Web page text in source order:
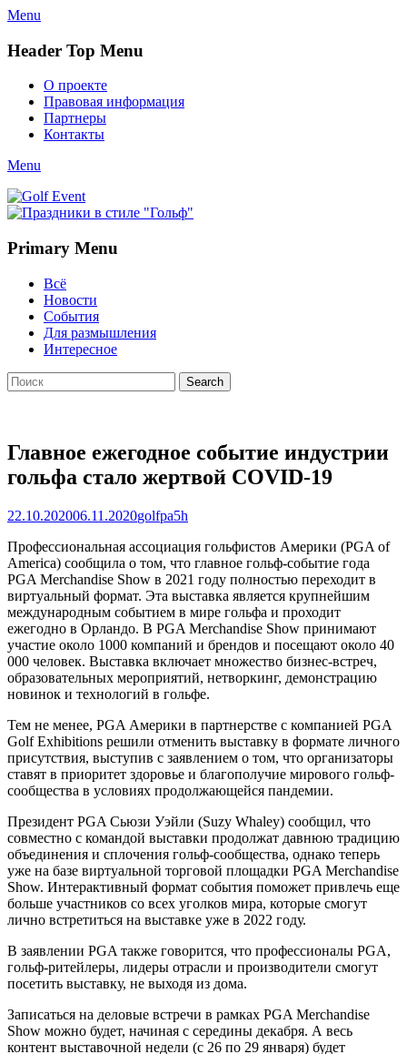
Menu
Header Top Menu
О проекте
Правовая информация
Партнеры
Контакты
Menu
Golf Event
СМИ о гольфе, гольф-события, новости гольфа. Russian golf
Primary Menu
Всё
Новости
События
Для размышления
Интересное
Главное ежегодное событие индустрии
гольфа стало жертвой COVID-19
22.10.202006.11.2020golfpa5h
Профессиональная ассоциация гольфистов Америки (PGA of
America) сообщила о том, что главное гольф-событие года
PGA Merchandise Show в 2021 году полностью переходит в
виртуальный формат. Эта выставка является крупнейшим
международным событием в мире гольфа и проходит
ежегодно в Орландо. В PGA Merchandise Show принимают
участие около 1000 компаний и брендов и посещают около 40
000 человек. Выставка включает множество бизнес-встреч,
образовательных мероприятий, нетворкинг, демонстрацию
новинок и технологий в гольфе.
Тем не менее, PGA Америки в партнерстве с компанией PGA
Golf Exhibitions решили отменить выставку в формате личного
присутствия, выступив с заявлением о том, что организаторы
ставят в приоритет здоровье и благополучие мирового гольф-
сообщества в условиях продолжающейся пандемии.
Президент PGA Сьюзи Уэйли (Suzy Whaley) сообщил, что
совместно с командой выставки продолжат давнюю традицию
объединения и сплочения гольф-сообщества, однако теперь
уже на базе виртуальной торговой площадки PGA Merchandise
Show. Интерактивный формат события поможет привлечь еще
больше участников со всех уголков мира, которые смогут
лично встретиться на выставке уже в 2022 году.
В заявлении PGA также говорится, что профессионалы PGA,
гольф-ритейлеры, лидеры отрасли и производители смогут
посетить выставку, не выходя из дома.
Записаться на деловые встречи в рамках PGA Merchandise
Show можно будет, начиная с середины декабря. А весь
контент выставочной недели (с 26 по 29 января) будет